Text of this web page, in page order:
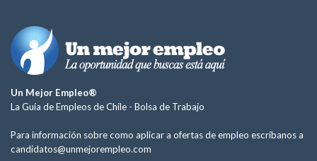
Un Mejor Empleo®
La Guía de Empleos de Chile - Bolsa de Trabajo
Para información sobre como aplicar a ofertas de empleo escríbanos a
candidatos@unmejorempleo.com